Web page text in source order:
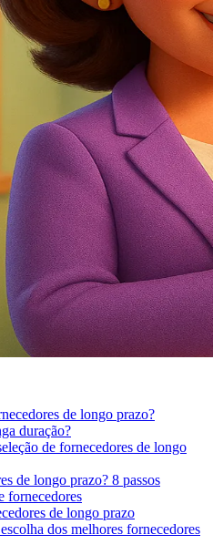
de longo prazo?
duração?
de fornecedores de longo
de longo prazo? 8 passos
fornecedores
de longo prazo
dos melhores fornecedores